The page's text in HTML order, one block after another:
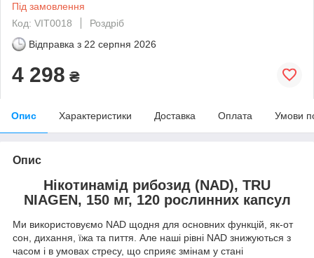
Під замовлення
Код: VIT0018
Роздріб
Відправка з 22 серпня 2026
4 298 ₴
Опис Характеристики Доставка Оплата Умови
Опис
Нікотинамід рибозид (NAD), TRU
NIAGEN, 150 мг, 120 рослинних капсул
Ми використовуємо NAD щодня для основних функцій, як-от
сон, дихання, їжа та пиття. Але наші рівні NAD знижуються з
часом і в умовах стресу, що сприяє змінам у стані